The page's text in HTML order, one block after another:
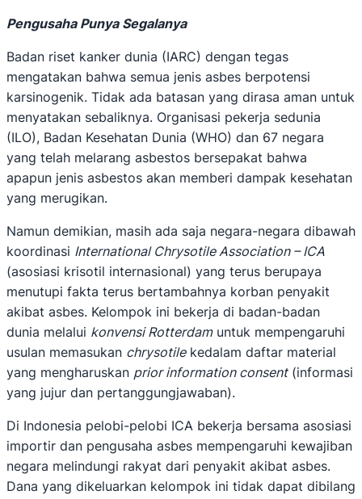
Pengusaha Punya Segalanya
Badan riset kanker dunia (IARC) dengan tegas
mengatakan bahwa semua jenis asbes berpotensi
karsinogenik. Tidak ada batasan yang dirasa aman untuk
menyatakan sebaliknya. Organisasi pekerja sedunia
(ILO), Badan Kesehatan Dunia (WHO) dan 67 negara
yang telah melarang asbestos bersepakat bahwa
apapun jenis asbestos akan memberi dampak kesehatan
yang merugikan.
Namun demikian, masih ada saja negara-negara dibawah
koordinasi International Chrysotile Association – ICA
(asosiasi krisotil internasional) yang terus berupaya
menutupi fakta terus bertambahnya korban penyakit
akibat asbes. Kelompok ini bekerja di badan-badan
dunia melalui konvensi Rotterdamuntuk mempengaruhi
usulan memasukan chrysotilekedalam daftar material
yang mengharuskan prior information consent(informasi
yang jujur dan pertanggungjawaban).
Di Indonesia pelobi-pelobi ICA bekerja bersama asosiasi
importir dan pengusaha asbes mempengaruhi kewajiban
negara melindungi rakyat dari penyakit akibat asbes.
Dana yang dikeluarkan kelompok ini tidak dapat dibilang